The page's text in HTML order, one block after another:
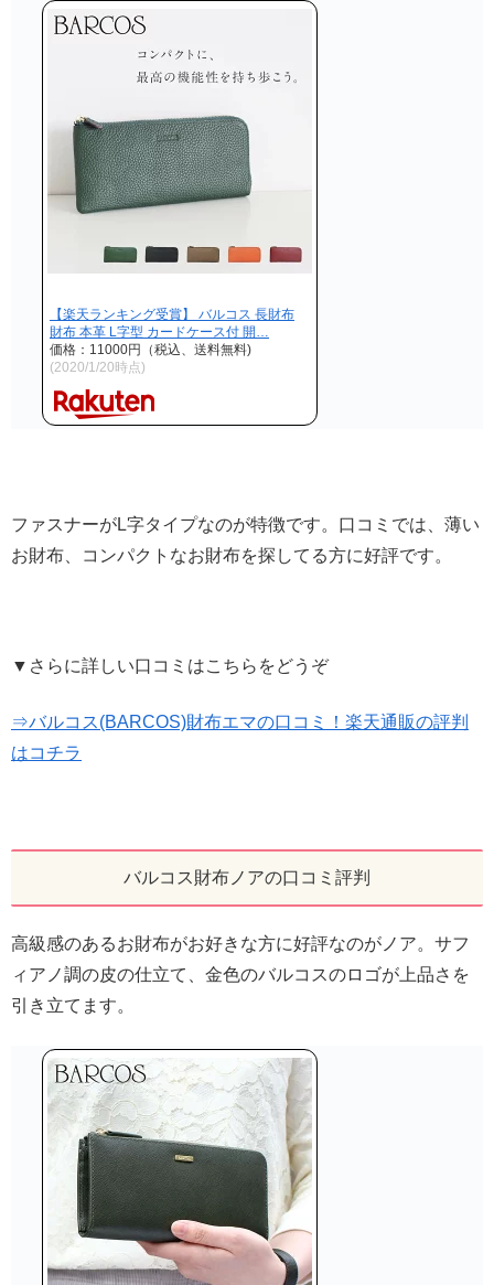
【楽天ランキング受賞】 バルコス 長財布
財布 本革 L字型 カードケース付 開…
価格：11000円（税込、送料無料)
(2020/1/20時点)
ファスナーがL字タイプなのが特徴です。口コミでは、薄い
お財布、コンパクトなお財布を探してる方に好評です。
▼さらに詳しい口コミはこちらをどうぞ
⇒バルコス(BARCOS)財布エマの口コミ！楽天通販の評判
はコチラ
バルコス財布ノアの口コミ評判
高級感のあるお財布がお好きな方に好評なのがノア。サフ
ィアノ調の皮の仕立て、金色のバルコスのロゴが上品さを
引き立てます。